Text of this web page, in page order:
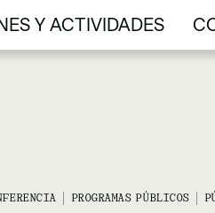
Y ACTIVIDADES
Y ACTIVIDADES
PROGRAMAS PÚBLICOS